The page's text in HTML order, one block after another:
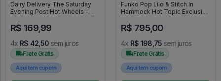
Dairy Delivery The Saturday
Evening Post Hot Wheels -
R$ 169,99
4x R$ 42,50 sem juros
Frete Grátis
Aqui tem cupom
Funko Pop Lilo & Stitch In
Hammock Hot Topic Exclusive
POP #1200
R$ 795,00
4x R$ 198,75 sem juros
Frete Grátis
Aqui tem cupom